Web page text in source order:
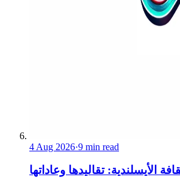
4 Aug 2026·9 min read
الأيسلندية: تقاليدها وعاداتها